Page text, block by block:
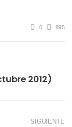
0 895
2012)
SIGUIENTE